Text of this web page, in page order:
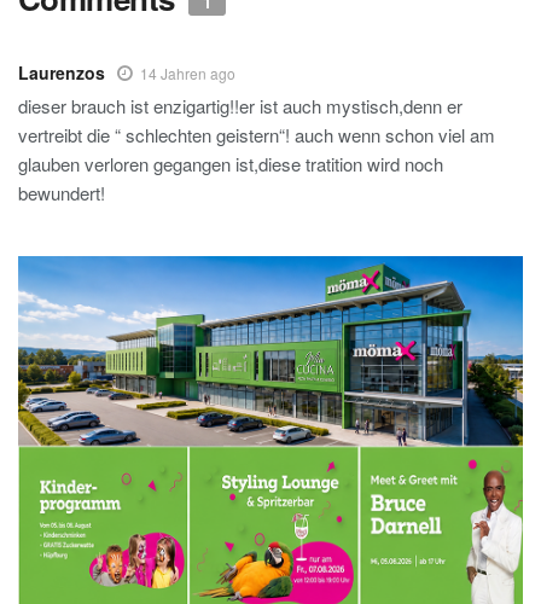
Laurenzos 14 Jahren ago
dieser brauch ist enzigartig!!er ist auch mystisch,denn er
vertreibt die “ schlechten geistern“! auch wenn schon viel am
glauben verloren gegangen ist,diese tratition wird noch
bewundert!